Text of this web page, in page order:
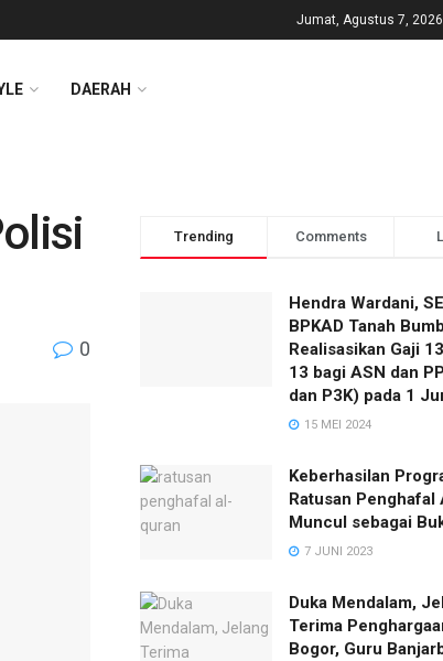
Jumat, Agustus 7, 2026
DAERAH
0
Trending Comments
Hendra Wardani,
BPKAD Tanah
Realisasikan Gaji
13 bagi ASN dan
dan P3K) pada 1
15 MEI 2024
Keberhasilan
Ratusan Penghafal
Muncul sebagai
7 JUNI 2023
Duka Mendalam,
Terima
Bogor, Guru